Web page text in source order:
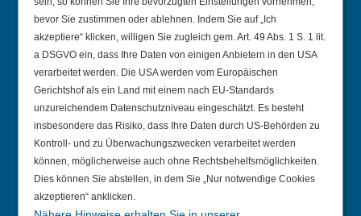
Aktuelles
Pressemitteilungen
Blog
Unternehmen
Profil
Team
bevor Sie zustimmen oder ablehnen. Indem Sie auf „Ich
akzeptiere“ klicken, willigen Sie zugleich gem. Art. 49 Abs. 1 S. 1 lit.
a DSGVO ein, dass Ihre Daten von einigen Anbietern in den USA
verarbeitet werden. Die USA werden vom Europäischen
Gerichtshof als ein Land mit einem nach EU-Standards
unzureichendem Datenschutzniveau eingeschätzt. Es besteht
insbesondere das Risiko, dass Ihre Daten durch US-Behörden zu
Kontroll- und zu Überwachungszwecken verarbeitet werden
können, möglicherweise auch ohne Rechtsbehelfsmöglichkeiten.
Dies können Sie abstellen, in dem Sie „Nur notwendige Cookies
akzeptieren“ anklicken.